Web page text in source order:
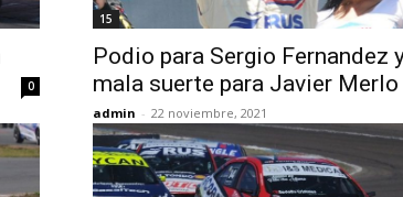
0
15
Podio para Sergio Fernandez
mala suerte para Javier Merlo
admin - 22 noviembre, 2021